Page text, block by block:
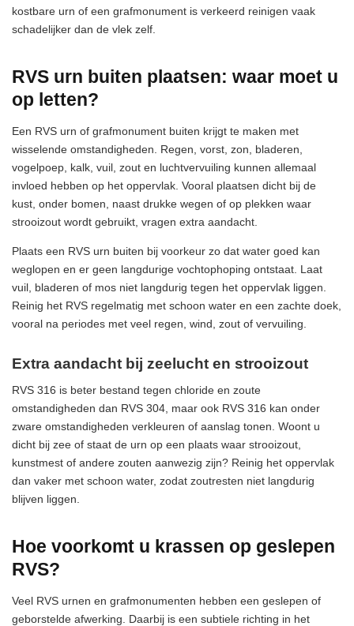
kostbare urn of een grafmonument is verkeerd reinigen vaak
schadelijker dan de vlek zelf.
RVS urn buiten plaatsen: waar moet u
op letten?
Een RVS urn of grafmonument buiten krijgt te maken met
wisselende omstandigheden. Regen, vorst, zon, bladeren,
vogelpoep, kalk, vuil, zout en luchtvervuiling kunnen allemaal
invloed hebben op het oppervlak. Vooral plaatsen dicht bij de
kust, onder bomen, naast drukke wegen of op plekken waar
strooizout wordt gebruikt, vragen extra aandacht.
Plaats een RVS urn buiten bij voorkeur zo dat water goed kan
weglopen en er geen langdurige vochtophoping ontstaat. Laat
vuil, bladeren of mos niet langdurig tegen het oppervlak liggen.
Reinig het RVS regelmatig met schoon water en een zachte doek,
vooral na periodes met veel regen, wind, zout of vervuiling.
Extra aandacht bij zeelucht en strooizout
RVS 316 is beter bestand tegen chloride en zoute
omstandigheden dan RVS 304, maar ook RVS 316 kan onder
zware omstandigheden verkleuren of aanslag tonen. Woont u
dicht bij zee of staat de urn op een plaats waar strooizout,
kunstmest of andere zouten aanwezig zijn? Reinig het oppervlak
dan vaker met schoon water, zodat zoutresten niet langdurig
blijven liggen.
Hoe voorkomt u krassen op geslepen
RVS?
Veel RVS urnen en grafmonumenten hebben een geslepen of
geborstelde afwerking. Daarbij is een subtiele richting in het